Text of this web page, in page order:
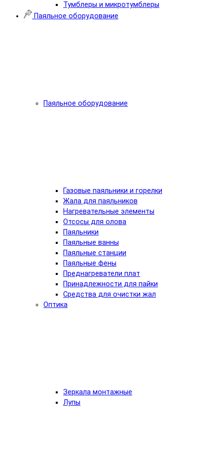
Тумблеры и микротумблеры
Паяльное оборудование
Паяльное оборудование
Газовые паяльники и горелки
Жала для паяльников
Нагревательные элементы
Отсосы для олова
Паяльники
Паяльные ванны
Паяльные станции
Паяльные фены
Преднагреватели плат
Принадлежности для пайки
Средства для очистки жал
Оптика
Зеркала монтажные
Лупы